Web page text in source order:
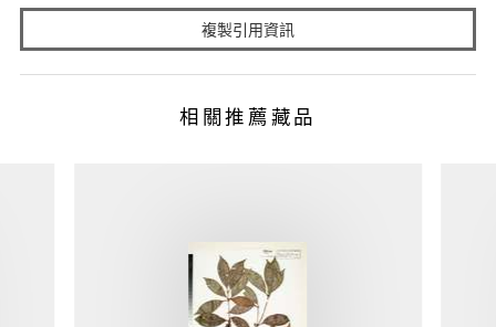
複製引用資訊
相關推薦藏品